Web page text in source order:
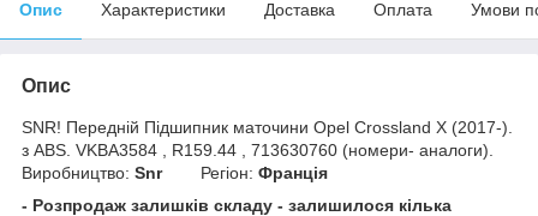
Опис Характеристики Доставка Оплата Умови
Опис
SNR! Передній Підшипник маточини Opel Crossland X (2017-).
з ABS. VKBA3584 , R159.44 , 713630760 (номери- аналоги).
Виробництво: SnrРегіон: Франція
- Розпродаж залишків складу - залишилося кілька